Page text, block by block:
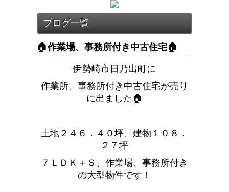
🏠作業場、事務所付き中古住宅🏠
伊勢崎市日乃出町に
作業所、事務所付き中古住宅が売り
に出ました🏠
土地２４６．４０坪、建物１０８．
２７坪
７ＬＤＫ＋Ｓ、作業場、事務所付き
の大型物件です！